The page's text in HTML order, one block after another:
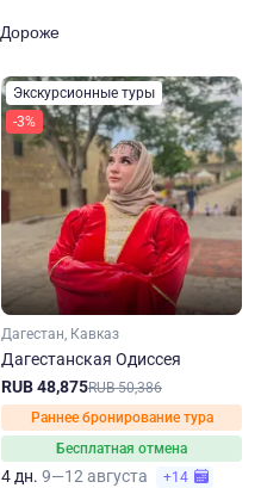
Дороже
Экскурсионные туры
-3%
Дагестан, Кавказ
Дагестанская Одиссея
RUB 48,875RUB 50,386
Раннее бронирование тура
Бесплатная отмена
4 дн. 9—12 августа +14